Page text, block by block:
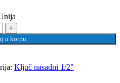
sa imbus profilom, prihvat 1/2“, u
u korpu
Ključ nasadni 1/2"